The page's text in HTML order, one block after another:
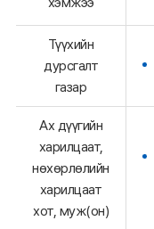
Түүхийн
дурсгалт
газар
Ах дүүгийн
харилцаат,
нөхөрлөлийн
харилцаат
хот, муж(он)